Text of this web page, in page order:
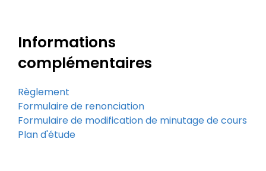
Informations
complémentaires
Règlement
Formulaire de renonciation
Formulaire de modification de minutage de cours
Plan d'étude